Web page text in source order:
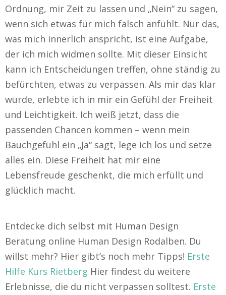
Ordnung, mir Zeit zu lassen und „Nein“ zu sagen,
wenn sich etwas für mich falsch anfühlt. Nur das,
was mich innerlich anspricht, ist eine Aufgabe,
der ich mich widmen sollte. Mit dieser Einsicht
kann ich Entscheidungen treffen, ohne ständig zu
befürchten, etwas zu verpassen. Als mir das klar
wurde, erlebte ich in mir ein Gefühl der Freiheit
und Leichtigkeit. Ich weiß jetzt, dass die
passenden Chancen kommen – wenn mein
Bauchgefühl ein „Ja“ sagt, lege ich los und setze
alles ein. Diese Freiheit hat mir eine
Lebensfreude geschenkt, die mich erfüllt und
glücklich macht.
Entdecke dich selbst mit Human Design
Beratung online Human Design Rodalben. Du
willst mehr? Hier gibt’s noch mehr Tipps! Erste
Hilfe Kurs Rietberg Hier findest du weitere
Erlebnisse, die du nicht verpassen solltest. Erste